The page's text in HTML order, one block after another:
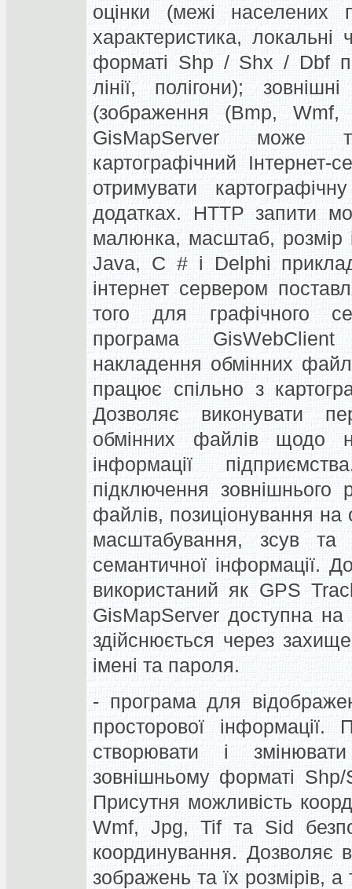
оцінки (межі населених
характеристика, локальні
форматі Shp / Shx / Dbf
лінії, полігони);
(зображення (Bmp,
GisMapServer може
картографічний Інтернет-
отримувати
додатках.
HTTP запити
малюнка, масштаб,
Java, С # і Delphi
інтернет сервером
того для графічного
програма
накладення обмінних
працює спільно з
Дозволяє виконувати
обмінних файлів щодо
інформації
підключення зовнішнього
файлів, позиціонування
масштабування, зсув та
семантичної інформації.
використаний як GPS
GisMapServer доступна на
здійснюється через
імені та пароля.
- програма для
просторової інформації.
створювати і
зовнішньому форматі
Присутня можливість
Wmf, Jpg, Tif та Sid
координування. Дозволяє
зображень та їх розмірів,